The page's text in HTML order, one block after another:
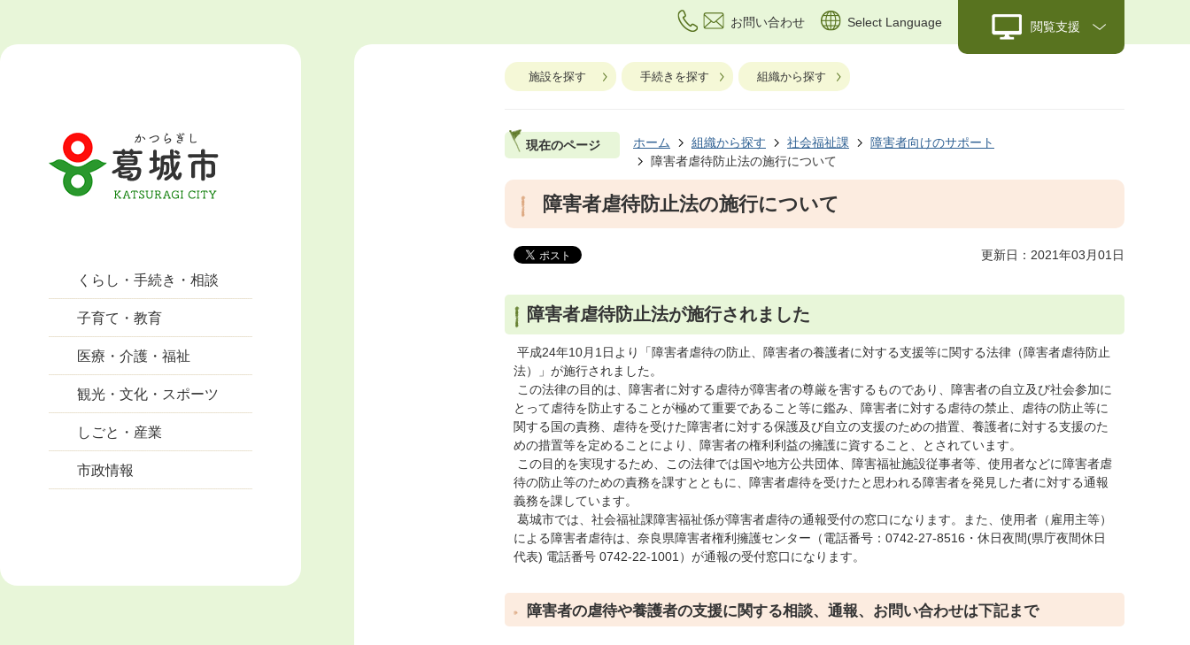
お問い合わせ Select Language 閲覧支援
くらし・手続き・相談
子育て・教育
医療・介護・福祉
観光・文化・スポーツ
しごと・産業
市政情報
施設を探す 手続きを探す 組織から探す
現在のページ ホーム 組織から探す 社会福祉課
障害者向けのサポート
障害者虐待防止法の施行について
障害者虐待防止法の施行について
更新日：2021年03月01日
障害者虐待防止法が施行されました
平成24年10月1日より「障害者虐待の防止、障害者の養護者に対する支援等に関する法律（障害者虐待防止
法）」が施行されました。
この法律の目的は、障害者に対する虐待が障害者の尊厳を害するものであり、障害者の自立及び社会参加に
とって虐待を防止することが極めて重要であること等に鑑み、障害者に対する虐待の禁止、虐待の防止等に
関する国の責務、虐待を受けた障害者に対する保護及び自立の支援のための措置、養護者に対する支援のた
めの措置等を定めることにより、障害者の権利利益の擁護に資すること、とされています。
この目的を実現するため、この法律では国や地方公共団体、障害福祉施設従事者等、使用者などに障害者虐
待の防止等のための責務を課すとともに、障害者虐待を受けたと思われる障害者を発見した者に対する通報
義務を課しています。
葛城市では、社会福祉課障害福祉係が障害者虐待の通報受付の窓口になります。また、使用者（雇用主等）
による障害者虐待は、奈良県障害者権利擁護センター（電話番号：0742-27-8516・休日夜間(県庁夜間休日
代表) 電話番号 0742-22-1001）が通報の受付窓口になります。
障害者の虐待や養護者の支援に関する相談、通報、お問い合わせは下記まで